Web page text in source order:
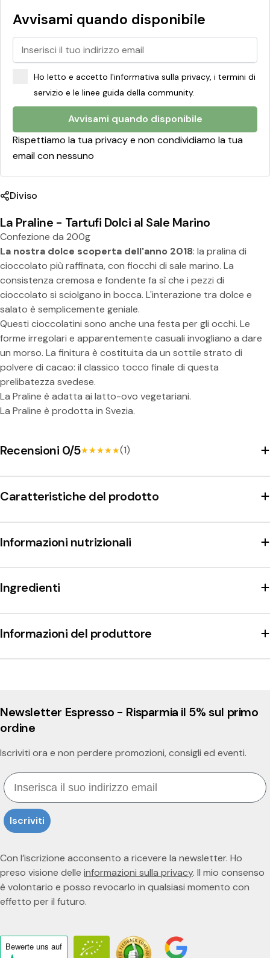
Avvisami quando disponibile
Ho letto e accetto l'informativa sulla privacy, i termini di
servizio e le linee guida della community.
Avvisami quando disponibile
Rispettiamo la tua privacy e non condividiamo la tua
email con nessuno
Diviso
Condividi questo prodotto
Diviso:
La Praline - Tartufi Dolci al Sale Marino
Confezione da 200g
La nostra dolce scoperta dell'anno 2018: la pralina di
cioccolato più raffinata, con fiocchi di sale marino. La
consistenza cremosa e fondente fa sì che i pezzi di
cioccolato si sciolgano in bocca. L'interazione tra dolce e
salato è semplicemente geniale.
Questi cioccolatini sono anche una festa per gli occhi. Le
forme irregolari e apparentemente casuali invogliano a dare
un morso. La finitura è costituita da un sottile strato di
polvere di cacao: il classico tocco finale di questa
prelibatezza svedese.
La Praline è adatta ai latto-ovo vegetariani.
La Praline è prodotta in Svezia.
Recensioni 0/5★★★★★
★★★★★(1)
Caratteristiche del prodotto
Informazioni nutrizionali
Ingredienti
Informazioni del produttore
Newsletter Espresso - Risparmia il 5% sul primo
ordine
Iscriviti ora e non perdere promozioni, consigli ed eventi.
Email
Iscriviti
Con l’iscrizione acconsento a ricevere la newsletter. Ho
preso visione delle informazioni sulla privacy. Il mio consenso
è volontario e posso revocarlo in qualsiasi momento con
effetto per il futuro.
Bewerte uns auf